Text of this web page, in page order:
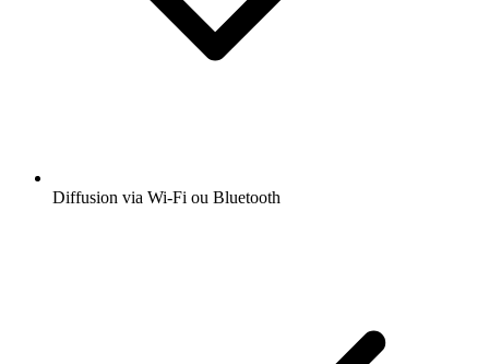
Diffusion via Wi-Fi ou Bluetooth